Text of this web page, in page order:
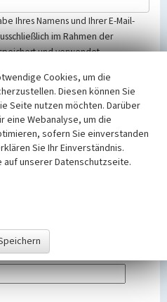
Ihres Namens und Ihrer E-Mail-
im Rahmen der
und verwendet.
der Vorschriften des
NRW und der seit
Datenschutzgrundverordnung
beachten Sie bitte unsere
unten das Rechenergebnis aus der
Cookies, um die
Diesen können Sie
Seite nutzen möchten. Darüber
eine Webanalyse, um die
sofern Sie einverstanden
Sie Ihr Einverständnis.
unserer Datenschutzseite.